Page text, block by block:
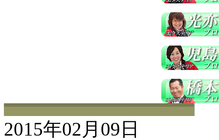
2015年02月09日